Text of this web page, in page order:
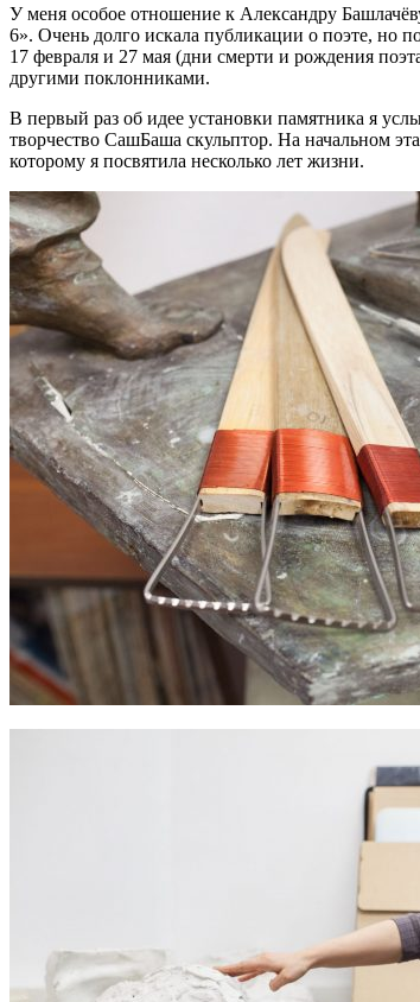
У меня особое отношение к Александру
6». Очень долго искала публикации о поэте, но
17 февраля и 27 мая (дни смерти и рождения
другими поклонниками.
В первый раз об идее установки памятника я
творчество СашБаша скульптор. На начальном
которому я посвятила несколько лет жизни.